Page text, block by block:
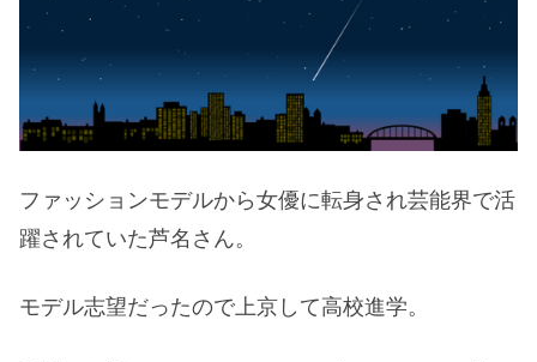
ファッションモデルから女優に転身され芸能界で活
躍されていた芦名さん。
モデル志望だったので上京して高校進学。